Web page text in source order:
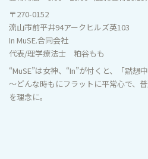
〒270-0152
流山市前平井94アークヒルズ英103
In MuSE.合同会社
代表/理学療法士 粕谷もも
“MuSE”は女神、“In”が付くと、「黙想
～どんな時もにフラットに平常心で、
を理念に。